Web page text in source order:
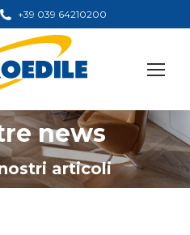
+39 039 64210200
news
articoli
here: